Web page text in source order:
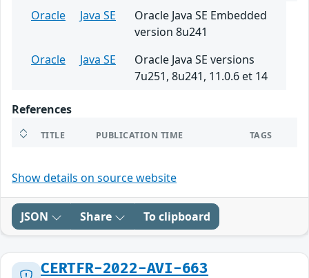
Oracle Java SE
Oracle Java SE Embedded
version 8u241
Oracle
Java SE
Oracle Java SE versions
7u251, 8u241, 11.0.6 et 14
References
TITLE PUBLICATION TIME TAGS
Show details on source website
JSON Share To clipboard
CERTFR-2022-AVI-663